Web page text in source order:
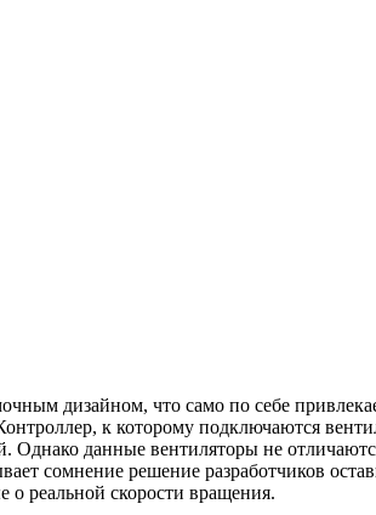
дизайном, что само по себе
к которому подключаются
данные вентиляторы не
сомнение решение разработчиков
о реальной скорости вращения.